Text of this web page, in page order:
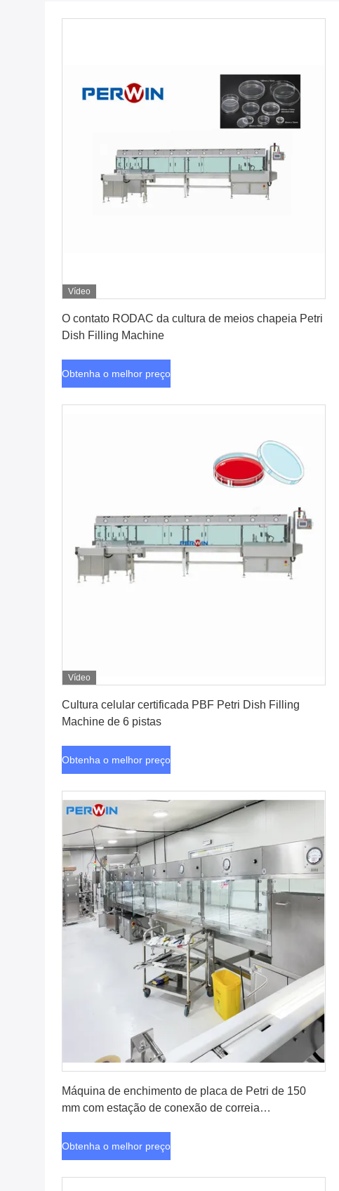
Vídeo
O contato RODAC da cultura de meios chapeia Petri
Dish Filling Machine
Obtenha o melhor preço
Vídeo
Cultura celular certificada PBF Petri Dish Filling
Machine de 6 pistas
Obtenha o melhor preço
Máquina de enchimento de placa de Petri de 150
mm com estação de conexão de correia
Obtenha o melhor preço